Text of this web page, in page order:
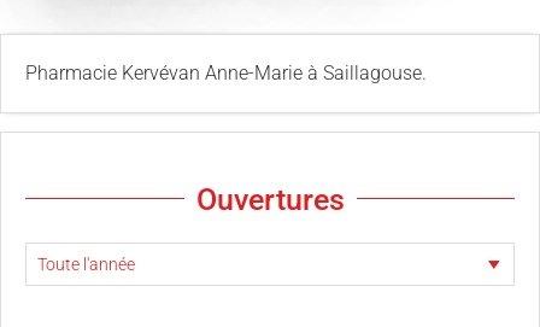
Pharmacie Kervévan Anne-Marie à Saillagouse.
Ouvertures